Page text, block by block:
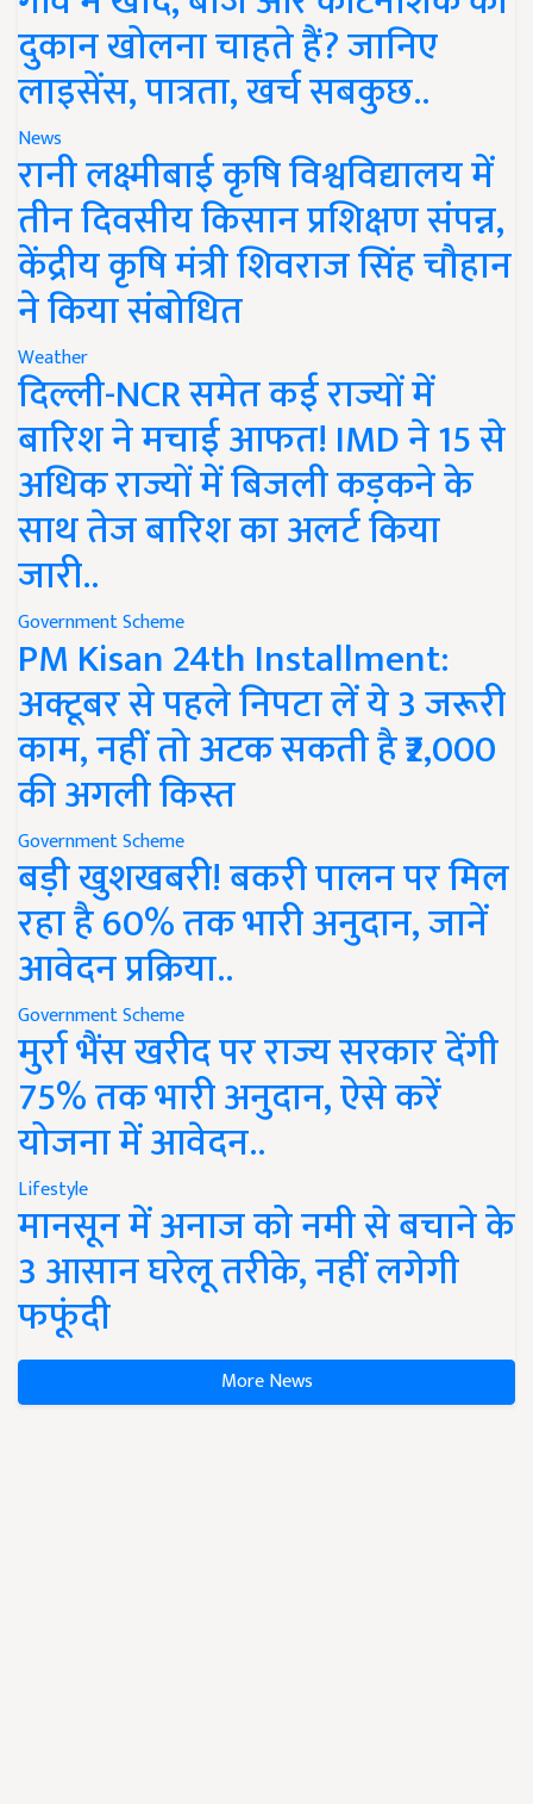
दुकान खोलना चाहते हैं? जानिए
लाइसेंस, पात्रता, खर्च सबकुछ..
News
रानी लक्ष्मीबाई कृषि विश्वविद्यालय में
तीन दिवसीय किसान प्रशिक्षण संपन्न,
केंद्रीय कृषि मंत्री शिवराज सिंह चौहान
ने किया संबोधित
Weather
दिल्ली-NCR समेत कई राज्यों में
बारिश ने मचाई आफत! IMD ने 15 से
अधिक राज्यों में बिजली कड़कने के
साथ तेज बारिश का अलर्ट किया
जारी..
Government Scheme
PM Kisan 24th Installment:
अक्टूबर से पहले निपटा लें ये 3 जरूरी
काम, नहीं तो अटक सकती है ₹2,000
की अगली किस्त
Government Scheme
बड़ी खुशखबरी! बकरी पालन पर मिल
रहा है 60% तक भारी अनुदान, जानें
आवेदन प्रक्रिया..
Government Scheme
मुर्रा भैंस खरीद पर राज्य सरकार देंगी
75% तक भारी अनुदान, ऐसे करें
योजना में आवेदन..
Lifestyle
मानसून में अनाज को नमी से बचाने के
3 आसान घरेलू तरीके, नहीं लगेगी
फफूंदी
More News